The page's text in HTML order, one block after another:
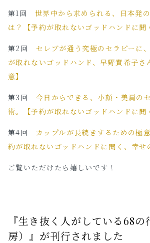
第1回 世界中から求められる、日本発
は？【予約が取れないゴッドハンドに聞
第2回 セレブが通う究極のセラピーに
が取れないゴッドハンド、早野實希子さ
意】
第3回 今日からできる、小顔・美肩の
術。【予約が取れないゴッドハンドに聞
第4回 カップルが長続きするための極
約が取れないゴッドハンドに聞く、幸せ
ご覧いただけたら嬉しいです！
『生き抜く人がしている68
房）』が刊行されました